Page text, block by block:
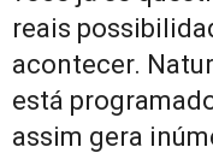
reais
acontecer.
está
assim gera